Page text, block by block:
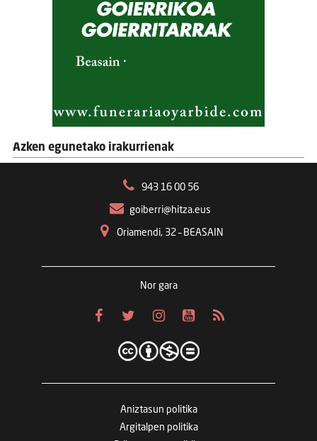
Azken egunetako irakurrienak
943 16 00 56
goiberri@hitza.eus
Oriamendi, 32 – BEASAIN
Nor gara
Aniztasun politika
Argitalpen politika